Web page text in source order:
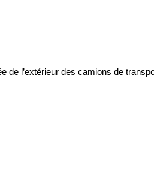
de l’extérieur des camions de